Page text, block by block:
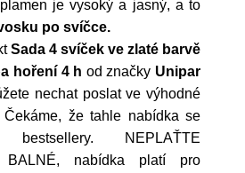
je vysoký a jasný, a to
po svíčce.
Sada 4 svíček ve zlaté barvě
hoření 4 h od značky Unipar
nechat poslat ve výhodné
Čekáme, že tahle nabídka se
NEPLAŤTE
BALNÉ, nabídka platí pro